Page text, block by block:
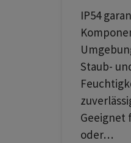
IP54
Staub-
Geeignet
oder…